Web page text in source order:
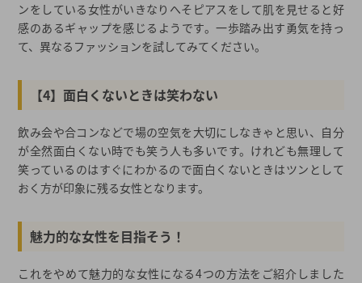
ンをしている女性がいきなりへそピアスをして肌を見せると好
感のあるギャップを感じるようです。一歩踏み出す勇気を持っ
て、異なるファッションを試してみてください。
【4】面白くないときは笑わない
飲み会や合コンなどで場の空気を大切にしなきゃと思い、自分
が全然面白くない時でも笑う人も多いです。けれども無理して
笑っているのはすぐにわかるので面白くないときはツンとして
おく方が印象に残る女性となります。
魅力的な女性を目指そう！
これをやめて魅力的な女性になる4つの方法をご紹介しました